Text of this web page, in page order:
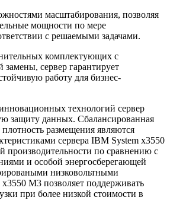
масштабирования, позволяя
мощности по мере
с решаемыми задачами.
комплектующих с
сервер гарантирует
работу для бизнес-
технологий сервер
защиту данных. Сбалансированная
размещения являются
сервера IBM System x3550
производительности по сравнению с
и особой энергосберегающей
низковольтными
M3 позволяет поддерживать
при более низкой стоимости в